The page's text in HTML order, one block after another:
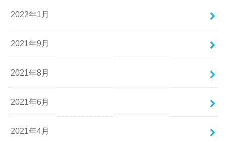
2022年1月
2021年9月
2021年8月
2021年6月
2021年4月